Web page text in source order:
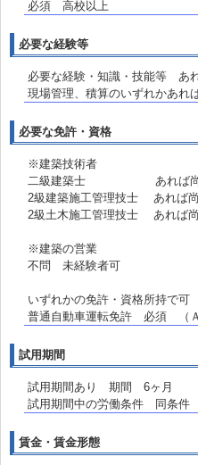
必須 高校以上
必要な経験等
必要な経験・知識・技能等 あ
現場管理、積算のいずれかあれ
必要な免許・資格
※建築技術者
二級建築士 あれば尚
2級建築施工管理技士 あれば
2級土木施工管理技士 あれば
※建築の営業
不問 未経験者可
いずれかの免許・資格所持で可
普通自動車運転免許 必須 （Ａ
試用期間
試用期間あり 期間 6ヶ月
試用期間中の労働条件 同条件
賃金・賃金形態